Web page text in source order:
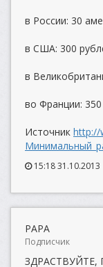
в России: 30
в США: 300
в
во Франции:
Источник http://
15:18 31.10.2013
PAPA
Подписчик